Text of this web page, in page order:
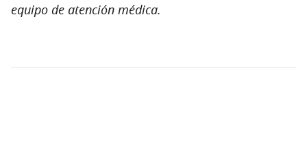
equipo de atención médica.